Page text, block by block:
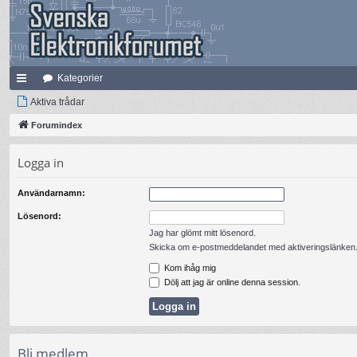
na
bb
ar
Kategorier
Aktiva trådar
Forumindex
Logga in
Användarnamn:
Lösenord:
Jag har glömt mitt lösenord.
Skicka om e-postmeddelandet med aktiveringslänken.
Kom ihåg mig
Dölj att jag är online denna session.